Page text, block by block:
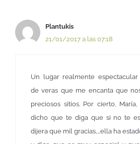
Plantukis
21/01/2017 a las 07:18
Un lugar realmente espectacular
de veras que me encanta que
preciosos sitios. Por cierto,
dicho que te diga que si no te
dijera que mil gracias,…ella ha